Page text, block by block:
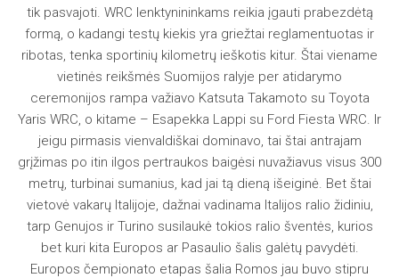
tik pasvajoti. WRC lenktynininkams reikia įgauti prabezdėtą
formą, o kadangi testų kiekis yra griežtai reglamentuotas ir
ribotas, tenka sportinių kilometrų ieškotis kitur. Štai viename
vietinės reikšmės Suomijos ralyje per atidarymo
ceremonijos rampa važiavo Katsuta Takamoto su Toyota
Yaris WRC, o kitame – Esapekka Lappi su Ford Fiesta WRC. Ir
jeigu pirmasis vienvaldiškai dominavo, tai štai antrajam
grįžimas po itin ilgos pertraukos baigėsi nuvažiavus visus 300
metrų, turbinai sumanius, kad jai tą dieną išeiginė. Bet štai
vietovė vakarų Italijoje, dažnai vadinama Italijos ralio židiniu,
tarp Genujos ir Turino susilaukė tokios ralio šventės, kurios
bet kuri kita Europos ar Pasaulio šalis galėtų pavydėti.
Europos čempionato etapas šalia Romos jau buvo stipru